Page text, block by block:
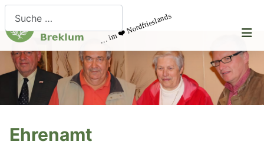
… im ❤️ Nordfrieslands
Ehrenamt